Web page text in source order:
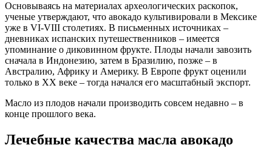
Основываясь на материалах археологических раскопок,
ученые утверждают, что авокадо культивировали в Мексике
уже в VI-VIII столетиях. В письменных источниках –
дневниках испанских путешественников – имеется
упоминание о диковинном фрукте. Плоды начали завозить
сначала в Индонезию, затем в Бразилию, позже – в
Австралию, Африку и Америку. В Европе фрукт оценили
только в ХХ веке – тогда начался его масштабный экспорт.
Масло из плодов начали производить совсем недавно – в
конце прошлого века.
Лечебные качества масла авокадо